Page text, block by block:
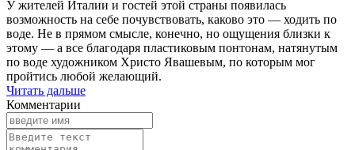
У жителей Италии и гостей этой страны появилась
возможность на себе почувствовать, каково это — ходить по
воде. Не в прямом смысле, конечно, но ощущения близки к
этому — а все благодаря пластиковым понтонам, натянутым
по воде художником Христо Явашевым, по которым мог
пройтись любой желающий.
Читать дальше
Комментарии